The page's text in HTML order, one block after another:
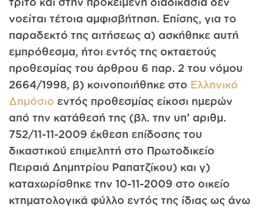
νοείται τέτοια αμφισβήτηση. Επίσης, για το
παραδεκτό της αιτήσεως α) ασκήθηκε αυτή
εμπρόθεσμα, ήτοι εντός της οκταετούς
προθεσμίας του άρθρου 6 παρ. 2 του νόμου
2664/1998, β) κοινοποιήθηκε στο Ελληνικό
Δημόσιο εντός προθεσμίας είκοσι ημερών
από την κατάθεσή της (βλ. την υπ’ αριθμ.
752/11-11-2009 έκθεση επίδοσης του
δικαστικού επιμελητή στο Πρωτοδικείο
Πειραιά Δημητρίου Ραπατζίκου) και γ)
καταχωρίσθηκε την 10-11-2009 στο οικείο
κτηματολογικά φύλλο εντός της ίδιας ως άνω